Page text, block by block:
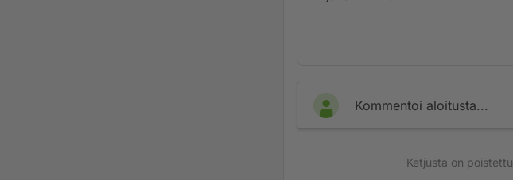
Kommentoi aloitusta...
Ketjusta on poistettu